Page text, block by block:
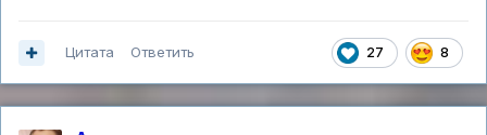
27 8
Цитата Ответить